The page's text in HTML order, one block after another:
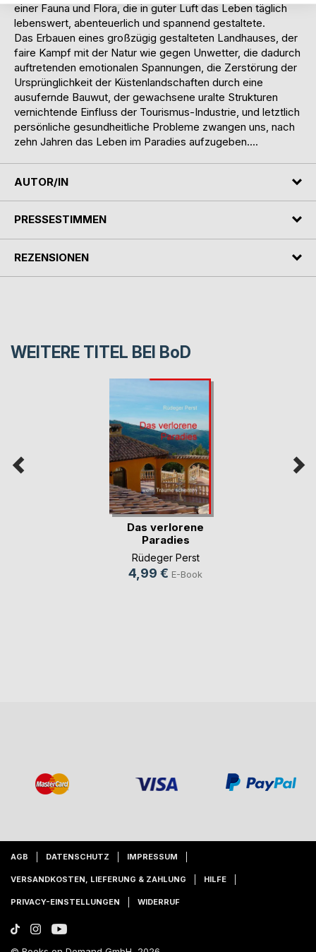
einer Fauna und Flora, die in guter Luft das Leben täglich
lebenswert, abenteuerlich und spannend gestaltete.
Das Erbauen eines großzügig gestalteten Landhauses, der
faire Kampf mit der Natur wie gegen Unwetter, die dadurch
auftretenden emotionalen Spannungen, die Zerstörung der
Ursprünglichkeit der Küstenlandschaften durch eine
ausufernde Bauwut, der gewachsene uralte Strukturen
vernichtende Einfluss der Tourismus-Industrie, und letztlich
persönliche gesundheitliche Probleme zwangen uns, nach
zehn Jahren das Leben im Paradies aufzugeben....
AUTOR/IN
PRESSESTIMMEN
REZENSIONEN
WEITERE TITEL BEI BoD
Das verlorene
Paradies
Rüdeger Perst
4,99 € E-Book
AGB DATENSCHUTZ IMPRESSUM
VERSANDKOSTEN, LIEFERUNG & ZAHLUNG HILFE
PRIVACY-EINSTELLUNGEN WIDERRUF